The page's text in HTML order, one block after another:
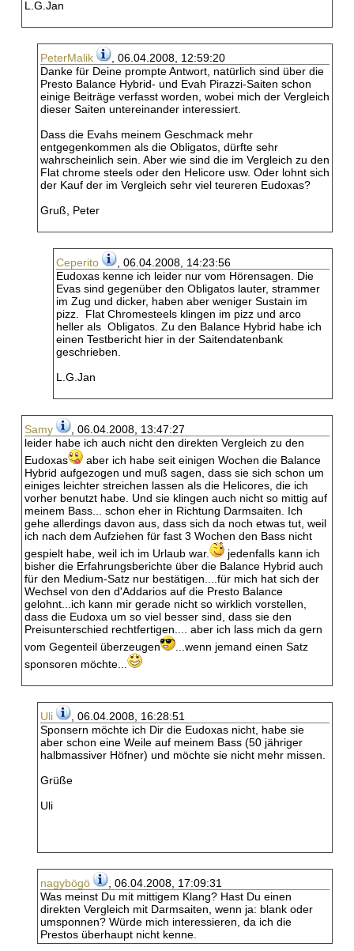
L.G.Jan
PeterMalik
, 06.04.2008, 12:59:20
Danke für Deine prompte Antwort, natürlich sind über die
Presto Balance Hybrid- und Evah Pirazzi-Saiten schon
einige Beiträge verfasst worden, wobei mich der Vergleich
dieser Saiten untereinander interessiert.
Dass die Evahs meinem Geschmack mehr
entgegenkommen als die Obligatos, dürfte sehr
wahrscheinlich sein. Aber wie sind die im Vergleich zu den
Flat chrome steels oder den Helicore usw. Oder lohnt sich
der Kauf der im Vergleich sehr viel teureren Eudoxas?
Gruß, Peter
Ceperito
, 06.04.2008, 14:23:56
Eudoxas kenne ich leider nur vom Hörensagen. Die
Evas sind gegenüber den Obligatos lauter, strammer
im Zug und dicker, haben aber weniger Sustain im
pizz. Flat Chromesteels klingen im pizz und arco
heller als Obligatos. Zu den Balance Hybrid habe ich
einen Testbericht hier in der Saitendatenbank
geschrieben.
L.G.Jan
Samy
, 06.04.2008, 13:47:27
leider habe ich auch nicht den direkten Vergleich zu den
Eudoxas
aber ich habe seit einigen Wochen die Balance
Hybrid aufgezogen und muß sagen, dass sie sich schon um
einiges leichter streichen lassen als die Helicores, die ich
vorher benutzt habe. Und sie klingen auch nicht so mittig auf
meinem Bass... schon eher in Richtung Darmsaiten. Ich
gehe allerdings davon aus, dass sich da noch etwas tut, weil
ich nach dem Aufziehen für fast 3 Wochen den Bass nicht
gespielt habe, weil ich im Urlaub war.
jedenfalls kann ich
bisher die Erfahrungsberichte über die Balance Hybrid auch
für den Medium-Satz nur bestätigen....für mich hat sich der
Wechsel von den d'Addarios auf die Presto Balance
gelohnt...ich kann mir gerade nicht so wirklich vorstellen,
dass die Eudoxa um so viel besser sind, dass sie den
Preisunterschied rechtfertigen.... aber ich lass mich da gern
vom Gegenteil überzeugen
...wenn jemand einen Satz
sponsoren möchte...
Uli
, 06.04.2008, 16:28:51
Sponsern möchte ich Dir die Eudoxas nicht, habe sie
aber schon eine Weile auf meinem Bass (50 jähriger
halbmassiver Höfner) und möchte sie nicht mehr missen.
Grüße
Uli
nagybögö
, 06.04.2008, 17:09:31
Was meinst Du mit mittigem Klang? Hast Du einen
direkten Vergleich mit Darmsaiten, wenn ja: blank oder
umsponnen? Würde mich interessieren, da ich die
Prestos überhaupt nicht kenne.